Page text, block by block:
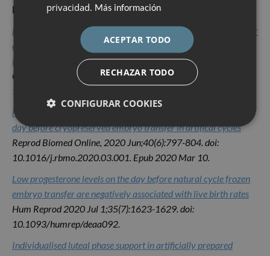
Estudios de referencia:
Low serum progesterone the day prior to frozen embryo transfer
of euploid embryos is associated with significant reduction in
live birth rates
Gynecol Endocrinol2019 May;35(5):439-442.doi:
Factors associated with serum progesterone concentrations the
day before cryopreserved embryo transfer in artifical cycles
Reprod Biomed Online, 2020 Jun;40(6):797-804. doi:
10.1016/j.rbmo.2020.03.001. Epub 2020 Mar 10.
Low progesterone levels on the day before natural cycle frozen
embryo transfer are negatively associated with live birth rates
Hum Reprod 2020 Jul 1;35(7):1623-1629. doi:
10.1093/humrep/deaa092.
Individualised luteal phase support in artificially prepared
privacidad. Más información
ACEPTAR TODO
RECHAZAR TODO
CONFIGURAR COOKIES